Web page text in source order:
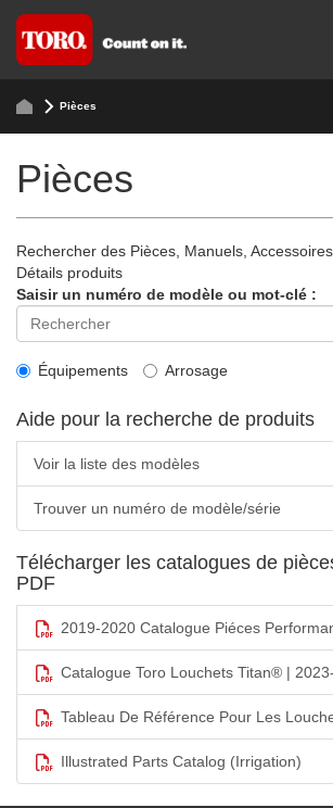
Pièces
Pièces
Rechercher des Pièces, Manuels,
Détails produits
Saisir un numéro de modèle ou mot-clé :
Équipements Arrosage
Aide pour la recherche de produits
Voir la liste des modèles
Trouver un numéro de modèle/série
Télécharger les catalogues de
PDF
2019-2020 Catalogue Piéces
Catalogue Toro Louchets Titan® |
Tableau De Référence Pour Les
Illustrated Parts Catalog (Irrigation)